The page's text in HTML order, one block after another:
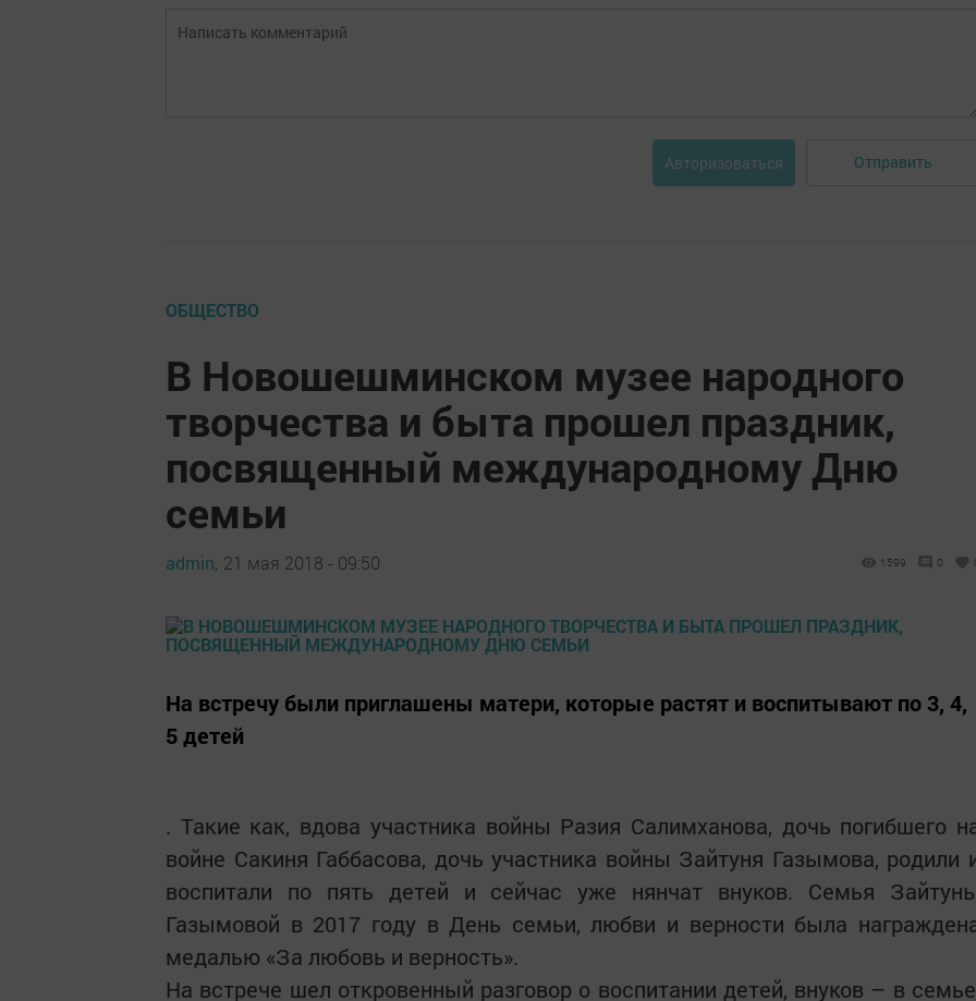
Авторизоваться Отправить
ОБЩЕСТВО
В Новошешминском музее народного
творчества и быта прошел праздник,
посвященный международному Дню
семьи
admin, 21 мая 2018 - 09:50 1599 0
На встречу были приглашены матери, которые растят и воспитывают по 3, 4,
5 детей
. Такие как, вдова участника войны Разия Салимханова, дочь погибшего
войне Сакиня Габбасова, дочь участника войны Зайтуня Газымова, родили
воспитали по пять детей и сейчас уже нянчат внуков. Семья
Газымовой в 2017 году в День семьи, любви и верности была
медалью «За любовь и верность».
На встрече шел откровенный разговор о воспитании детей, внуков – в